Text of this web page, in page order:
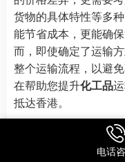
货物的具体特性等多
能节省成本，更能确
而，即使确定了运输
整个运输流程，以避
在帮助您提升化工品
抵达香港。
6.1 选择合适的运输服
选择一家经验丰富、信
电话